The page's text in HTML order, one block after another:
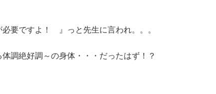
要ですよ！ 』っと先生に言われ。。。
調絶好調～の身体・・・だったはず！？